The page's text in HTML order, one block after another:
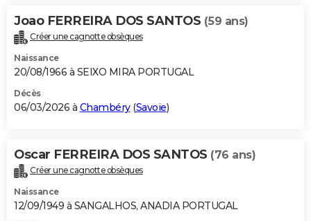
Joao FERREIRA DOS SANTOS (59 ans)
Créer une cagnotte obsèques
Naissance
20/08/1966 à SEIXO MIRA PORTUGAL
Décès
06/03/2026 à Chambéry(Savoie)
Oscar FERREIRA DOS SANTOS (76 ans)
Créer une cagnotte obsèques
Naissance
12/09/1949 à SANGALHOS, ANADIA PORTUGAL